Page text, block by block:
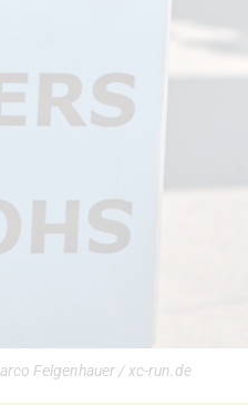
Felgenhauer / xc-run.de